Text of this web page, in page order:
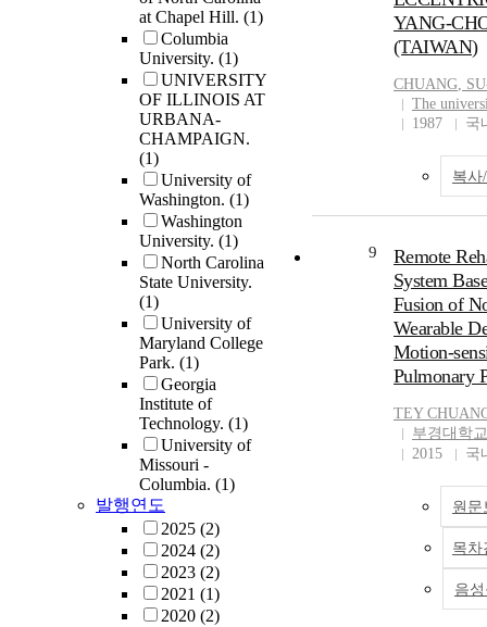
at Chapel Hill. (1)
Columbia
University. (1)
UNIVERSITY
OF ILLINOIS AT
URBANA-
CHAMPAIGN.
(1)
University of
Washington. (1)
Washington
University. (1)
North Carolina
State University.
(1)
University of
Maryland College
Park. (1)
Georgia
Institute of
Technology. (1)
University of
Missouri -
Columbia. (1)
발행연도
2025 (2)
2024 (2)
2023 (2)
2021 (1)
2020 (2)
YANG-
(TAIWAN)
CHUANG,
The
1987
국
복사
9
Remote
System
Fusion of
Wearable
Motion-
Pulmonary
TEY
부경대학
2015
국
원문
목차
음